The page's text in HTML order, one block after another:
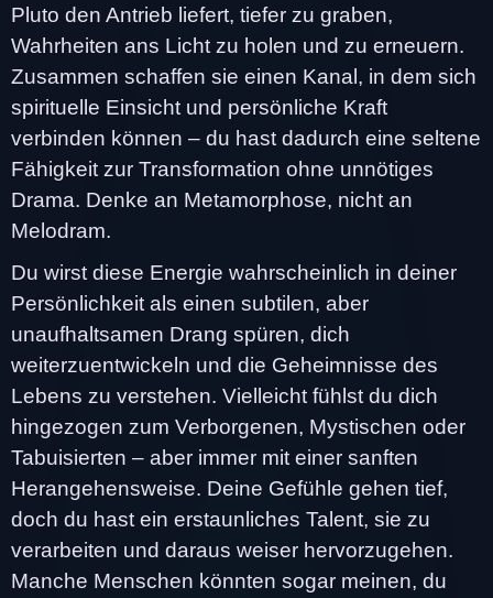
Pluto den Antrieb liefert, tiefer zu graben,
Wahrheiten ans Licht zu holen und zu erneuern.
Zusammen schaffen sie einen Kanal, in dem sich
spirituelle Einsicht und persönliche Kraft
verbinden können – du hast dadurch eine seltene
Fähigkeit zur Transformation ohne unnötiges
Drama. Denke an Metamorphose, nicht an
Melodram.
Du wirst diese Energie wahrscheinlich in deiner
Persönlichkeit als einen subtilen, aber
unaufhaltsamen Drang spüren, dich
weiterzuentwickeln und die Geheimnisse des
Lebens zu verstehen. Vielleicht fühlst du dich
hingezogen zum Verborgenen, Mystischen oder
Tabuisierten – aber immer mit einer sanften
Herangehensweise. Deine Gefühle gehen tief,
doch du hast ein erstaunliches Talent, sie zu
verarbeiten und daraus weiser hervorzugehen.
Manche Menschen könnten sogar meinen, du